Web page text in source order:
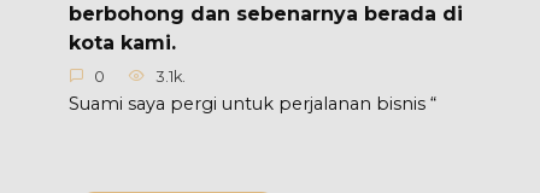
berbohong dan sebenarnya berada di
kota kami.
0 3.1k.
Suami saya pergi untuk perjalanan bisnis “